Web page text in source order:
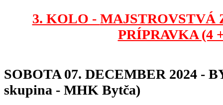
3. KOLO - MAJSTROVSTVÁ
PRÍPRAVKA (4
SOBOTA 07. DECEMBER 2024 -
skupina - MHK Bytča)